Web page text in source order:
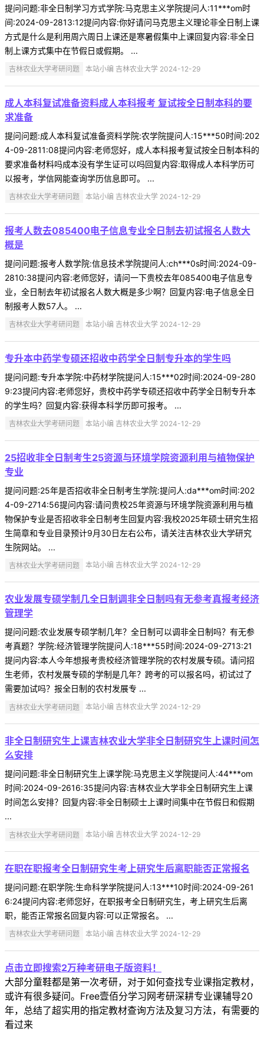
提问问题:非全日制学习方式学院:马克思主义学院提问人:11***om时
间:2024-09-2813:12提问内容:你好请问马克思主义理论非全日制上课
方式是什么是利用周六周日上课还是寒暑假集中上课回复内容:非全日
制上课方式集中在节假日或假期。 ...
吉林农业大学考研问题 本站小编 吉林农业大学 2024-12-29
成人本科复试准备资料成人本科报考 复试按全日制本科的要
求准备
提问问题:成人本科复试准备资料学院:农学院提问人:15***50时间:202
4-09-2811:08提问内容:老师您好，成人本科报考复试按全日制本科的
要求准备材料吗成本没有学生证可以吗回复内容:取得成人本科学历可
以报考，学信网能查询学历信息即可。 ...
吉林农业大学考研问题 本站小编 吉林农业大学 2024-12-29
报考人数去085400电子信息专业全日制去初试报名人数大
概是
提问问题:报考人数学院:信息技术学院提问人:ch***0s时间:2024-09-
2810:38提问内容:老师您好，请问一下贵校去年085400电子信息专
业，全日制去年初试报名人数大概是多少啊？回复内容:电子信息全日
制报考人数57人。 ...
吉林农业大学考研问题 本站小编 吉林农业大学 2024-12-29
专升本中药学专硕还招收中药学全日制专升本的学生吗
提问问题:专升本学院:中药材学院提问人:15***02时间:2024-09-280
9:23提问内容:老师您好，贵校中药学专硕还招收中药学全日制专升本
的学生吗？回复内容:获得本科学历即可报考。 ...
吉林农业大学考研问题 本站小编 吉林农业大学 2024-12-29
25招收非全日制考生25资源与环境学院资源利用与植物保护
专业
提问问题:25年是否招收非全日制考生学院:提问人:da***om时间:202
4-09-2714:56提问内容:请问贵校25年资源与环境学院资源利用与植
物保护专业是否招收非全日制考生回复内容:我校2025年硕士研究生招
生简章和专业目录预计9月30日左右公布，请关注吉林农业大学研究
生院网站。 ...
吉林农业大学考研问题 本站小编 吉林农业大学 2024-12-29
农业发展专硕学制几全日制调非全日制吗有无参考真报考经济
管理学
提问问题:农业发展专硕学制几年？全日制可以调非全日制吗？有无参
考真题？学院:经济管理学院提问人:18***55时间:2024-09-2713:21
提问内容:本人今年想报考贵校经济管理学院的农村发展专硕。请问招
生老师，农村发展专硕的学制是几年？跨考的可以报名吗，初试过了
需要加试吗？报全日制的农村发展专 ...
吉林农业大学考研问题 本站小编 吉林农业大学 2024-12-29
非全日制研究生上课吉林农业大学非全日制研究生上课时间怎
么安排
提问问题:非全日制研究生上课学院:马克思主义学院提问人:44***om
时间:2024-09-2616:35提问内容:吉林农业大学非全日制研究生上课
时间怎么安排？回复内容:非全日制硕士上课时间集中在节假日和假期
...
吉林农业大学考研问题 本站小编 吉林农业大学 2024-12-29
在职在职报考全日制研究生考上研究生后离职能否正常报名
提问问题:在职学院:生命科学学院提问人:13***10时间:2024-09-261
6:24提问内容:老师您好，在职报考全日制研究生，考上研究生后离
职，能否正常报名回复内容:可以正常报名。 ...
吉林农业大学考研问题 本站小编 吉林农业大学 2024-12-29
点击立即搜索2万种考研电子版资料！
大部分童鞋都是第一次考研，对于如何查找专业课指定教材，
或许有很多疑问。Free壹佰分学习网考研深耕专业课辅导20
年，总结了超实用的指定教材查询方法及复习方法，有需要的
看过来